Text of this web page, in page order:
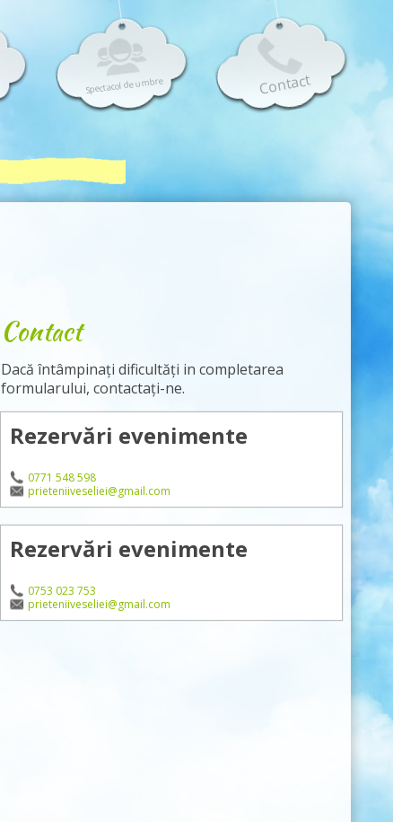
Spectacol de umbre Contact
Contact
Dacă întâmpinați dificultăți in completarea
formularului, contactați-ne.
Rezervări evenimente
0771 548 598
prieteniiveseliei@gmail.com
Rezervări evenimente
0753 023 753
prieteniiveseliei@gmail.com